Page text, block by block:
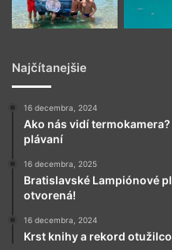
Najčítanejšie
16 decembra, 2024
Ako nás vidí
plávaní
16 decembra, 2025
Bratislavské Lampiónové
otvorená!
16 decembra, 2024
Krst knihy a rekord